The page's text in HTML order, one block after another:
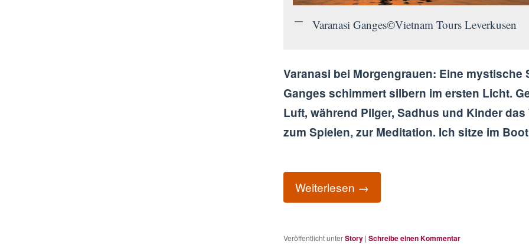
Varanasi Ganges©Vietnam Tours Leverkusen
Varanasi bei Morgengrauen: Eine mystische
Ganges schimmert silbern im ersten Licht.
Luft, während Pilger, Sadhus und Kinder
zum Spielen, zur Meditation. Ich sitze im
Weiterlesen →
Veröffentlicht unterStory | Schreibe einen Kommentar